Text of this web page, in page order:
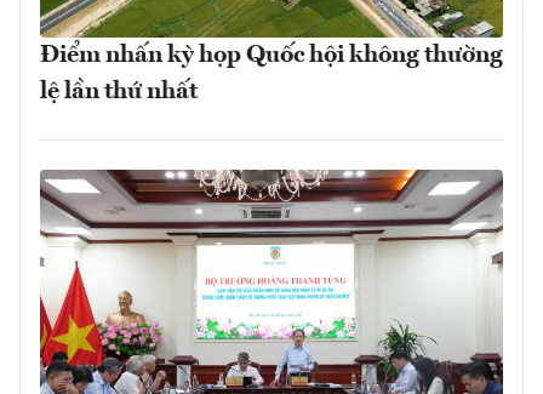
Điểm nhấn kỳ họp Quốc hội không thường
lệ lần thứ nhất